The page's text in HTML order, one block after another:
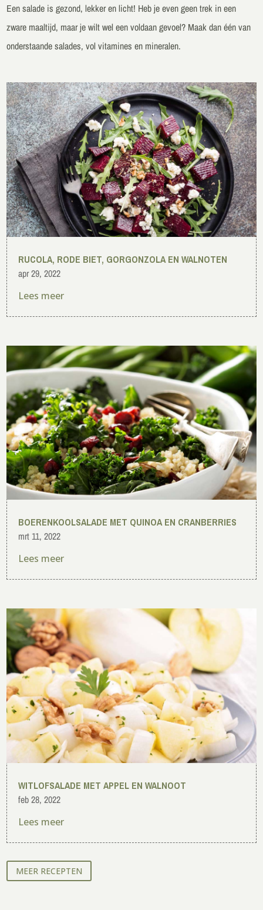
Een salade is gezond, lekker en licht! Heb je even geen trek in een
zware maaltijd, maar je wilt wel een voldaan gevoel? Maak dan één van
onderstaande salades, vol vitamines en mineralen.
RUCOLA, RODE BIET, GORGONZOLA EN WALNOTEN
apr 29, 2022
Lees meer
BOERENKOOLSALADE MET QUINOA EN CRANBERRIES
mrt 11, 2022
Lees meer
WITLOFSALADE MET APPEL EN WALNOOT
feb 28, 2022
Lees meer
MEER RECEPTEN